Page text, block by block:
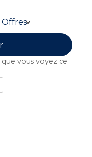
vous voyez ce